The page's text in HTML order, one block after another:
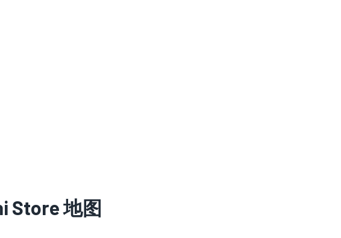
Store 地图